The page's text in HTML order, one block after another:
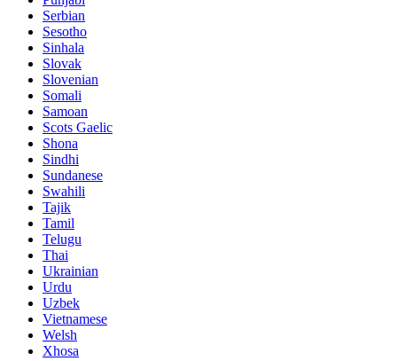
Serbian
Sesotho
Sinhala
Slovak
Slovenian
Somali
Samoan
Scots Gaelic
Shona
Sindhi
Sundanese
Swahili
Tajik
Tamil
Telugu
Thai
Ukrainian
Urdu
Uzbek
Vietnamese
Welsh
Xhosa